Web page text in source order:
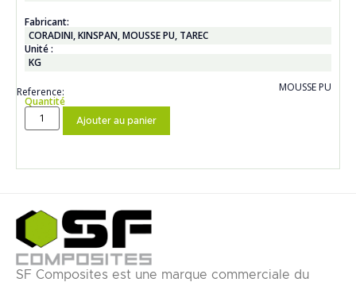
Fabricant:
CORADINI,KINSPAN,MOUSSE PU, TAREC
Unité :
KG
Reference:
MOUSSE PU
Quantité
Ajouter au panier
SF Composites est une marque commerciale du